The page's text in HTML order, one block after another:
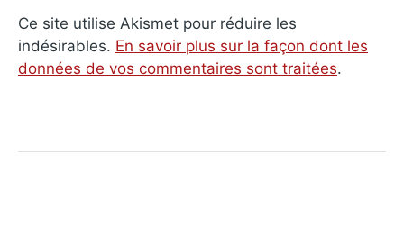
Ce site utilise Akismet pour réduire les
indésirables. En savoir plus sur la façon dont les
données de vos commentaires sont traitées.